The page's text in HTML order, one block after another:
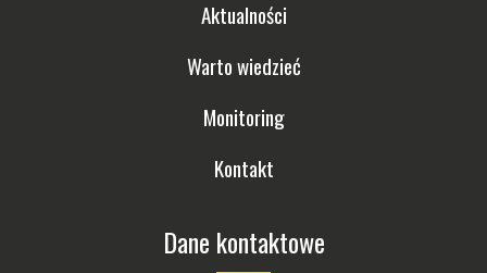
Aktualności
Warto wiedzieć
Monitoring
Kontakt
Dane kontaktowe